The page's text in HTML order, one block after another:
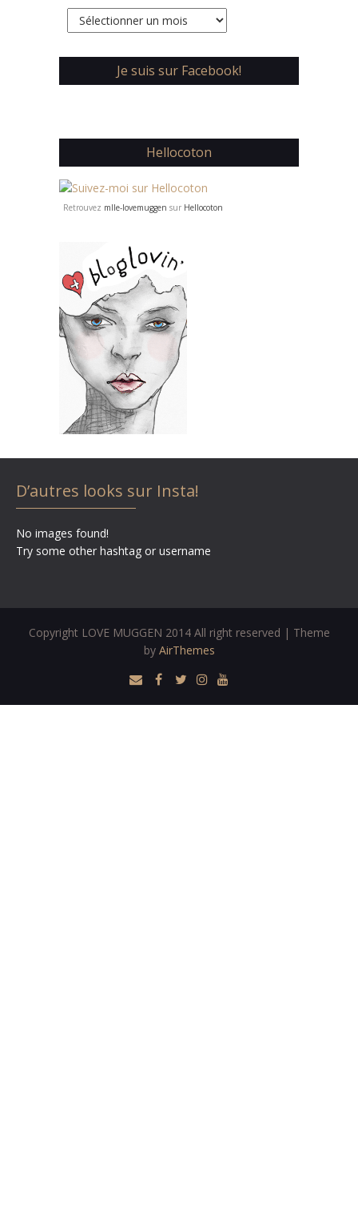
Archives
Je suis sur Facebook!
Hellocoton
Retrouvez mlle-lovemuggen sur Hellocoton
D’autres looks sur Insta!
No images found!
Try some other hashtag or username
Copyright LOVE MUGGEN 2014 All right reserved | Theme
by AirThemes